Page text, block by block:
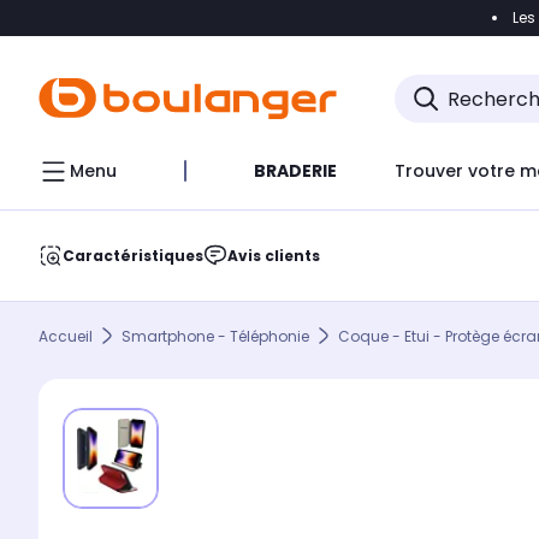
Accéder
Menu BRADERIE Trouver votre
Caractéristiques Avis clients
Accueil Smartphone - Téléphonie Coque - Etui - Protège